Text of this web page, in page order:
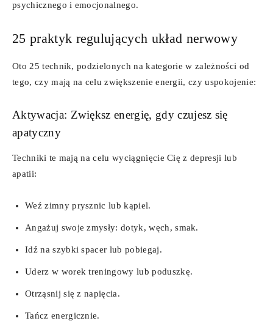
psychicznego i emocjonalnego.
25 praktyk regulujących układ nerwowy
Oto 25 technik, podzielonych na kategorie w zależności od
tego, czy mają na celu zwiększenie energii, czy uspokojenie:
Aktywacja: Zwiększ energię, gdy czujesz się
apatyczny
Techniki te mają na celu wyciągnięcie Cię z depresji lub
apatii:
Weź zimny prysznic lub kąpiel.
Angażuj swoje zmysły: dotyk, węch, smak.
Idź na szybki spacer lub pobiegaj.
Uderz w worek treningowy lub poduszkę.
Otrząsnij się z napięcia.
Tańcz energicznie.